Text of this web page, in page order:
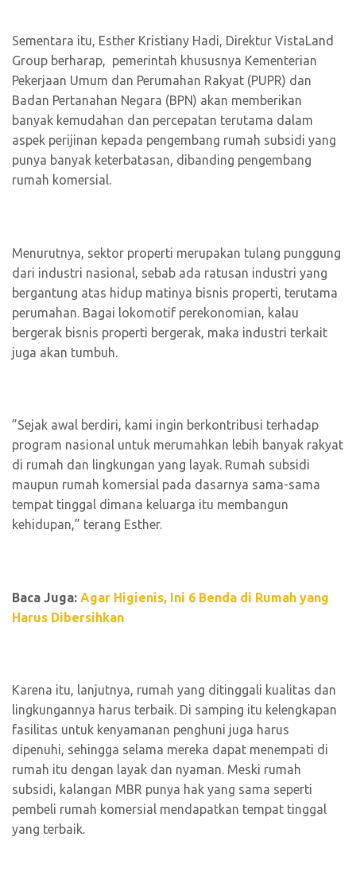
Sementara itu, Esther Kristiany Hadi, Direktur VistaLand
Group berharap, pemerintah khususnya Kementerian
Pekerjaan Umum dan Perumahan Rakyat (PUPR) dan
Badan Pertanahan Negara (BPN) akan memberikan
banyak kemudahan dan percepatan terutama dalam
aspek perijinan kepada pengembang rumah subsidi yang
punya banyak keterbatasan, dibanding pengembang
rumah komersial.
Menurutnya, sektor properti merupakan tulang punggung
dari industri nasional, sebab ada ratusan industri yang
bergantung atas hidup matinya bisnis properti, terutama
perumahan. Bagai lokomotif perekonomian, kalau
bergerak bisnis properti bergerak, maka industri terkait
juga akan tumbuh.
”Sejak awal berdiri, kami ingin berkontribusi terhadap
program nasional untuk merumahkan lebih banyak rakyat
di rumah dan lingkungan yang layak. Rumah subsidi
maupun rumah komersial pada dasarnya sama-sama
tempat tinggal dimana keluarga itu membangun
kehidupan,” terang Esther.
Baca Juga: Agar Higienis, Ini 6 Benda di Rumah yang
Harus Dibersihkan
Karena itu, lanjutnya, rumah yang ditinggali kualitas dan
lingkungannya harus terbaik. Di samping itu kelengkapan
fasilitas untuk kenyamanan penghuni juga harus
dipenuhi, sehingga selama mereka dapat menempati di
rumah itu dengan layak dan nyaman. Meski rumah
subsidi, kalangan MBR punya hak yang sama seperti
pembeli rumah komersial mendapatkan tempat tinggal
yang terbaik.